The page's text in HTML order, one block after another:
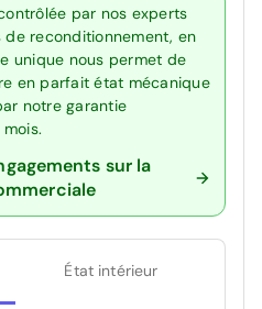
par nos experts
de reconditionnement, en
unique nous permet de
en parfait état mécanique
notre garantie
sur la
État intérieur